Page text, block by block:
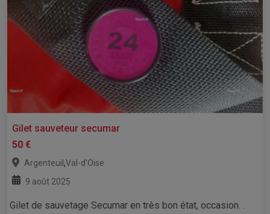
Gilet sauveteur secumar
50 €
Argenteuil ,Val-d'Oise
9 août 2025
Gilet de sauvetage Secumar en très bon état, occasion. .